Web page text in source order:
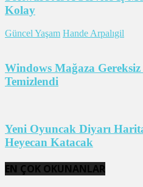
Kolay
Güncel Yaşam Hande Arpalıgil
Windows Mağaza
Temizlendi
Yeni Oyuncak Diyarı
Heyecan Katacak
EN ÇOK OKUNANLAR